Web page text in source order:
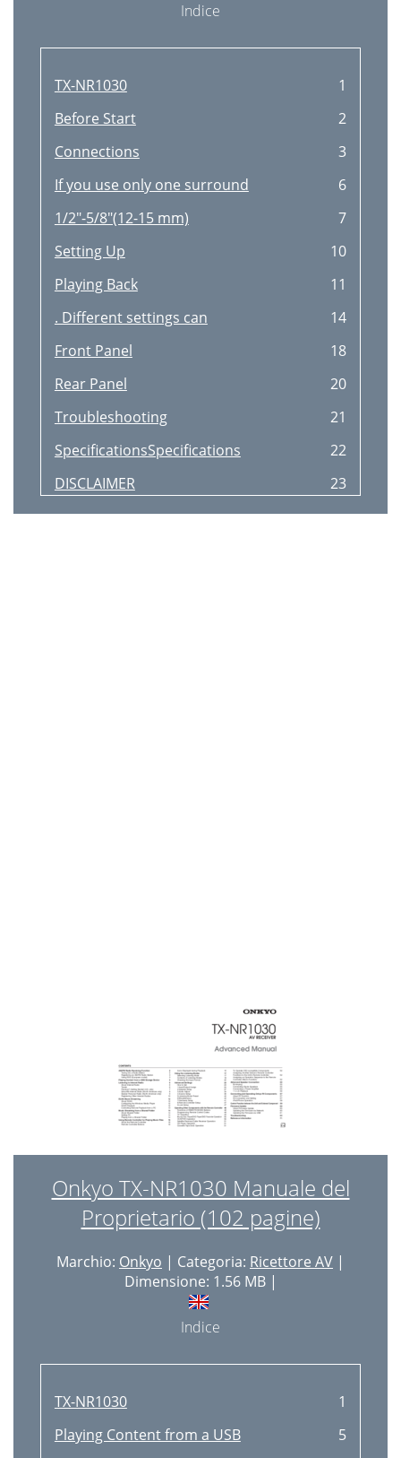
Indice
TX-NR1030
1
Before Start
2
Connections
3
If you use only one surround
6
1/2"-5/8"(12-15 mm)
7
Setting Up
10
Playing Back
11
. Different settings can
14
Front Panel
18
Rear Panel
20
Troubleshooting
21
SpecificationsSpecifications
22
DISCLAIMER
23
Precautions
24
Onkyo TX-NR1030 Manuale del
Proprietario (102 pagine)
Marchio: Onkyo | Categoria: Ricettore AV |
Dimensione: 1.56 MB |
Indice
TX-NR1030
1
Playing Content from a USB
5